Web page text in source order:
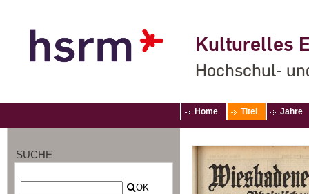
Kulturelles
Hochschul-
Home Titel Jahre
SUCHE
OK